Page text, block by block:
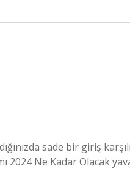
sade bir giriş
2024 Ne Kadar Olacak